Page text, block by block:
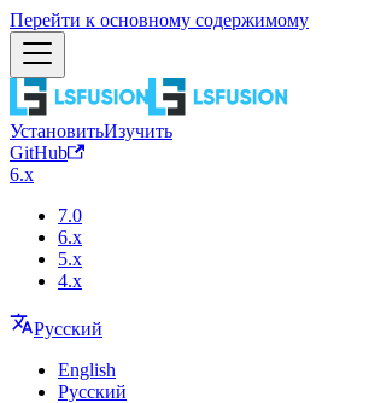
Перейти к основному содержимому
УстановитьИзучить
GitHub
6.x
7.0
6.x
5.x
4.x
Русский
English
Русский